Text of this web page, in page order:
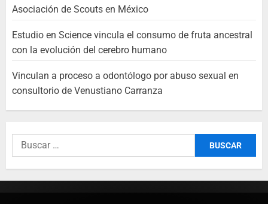
Asociación de Scouts en México
Estudio en Science vincula el consumo de fruta ancestral
con la evolución del cerebro humano
Vinculan a proceso a odontólogo por abuso sexual en
consultorio de Venustiano Carranza